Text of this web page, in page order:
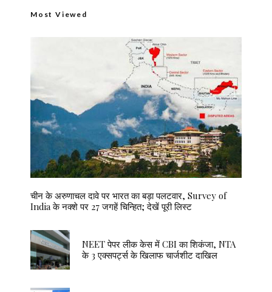
Most Viewed
चीन के अरुणाचल दावे पर भारत का बड़ा पलटवार, Survey of
India के नक्शे पर 27 जगहें चिन्हित; देखें पूरी लिस्ट
NEET पेपर लीक केस में CBI का शिकंजा, NTA
के 3 एक्सपर्ट्स के खिलाफ चार्जशीट दाखिल